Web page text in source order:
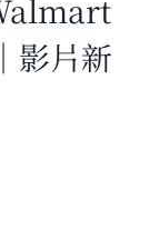
影片新